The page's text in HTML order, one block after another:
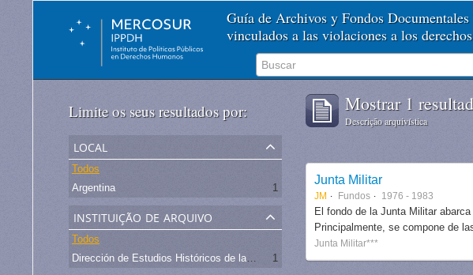
Guía de Archivos y Fondos
vinculados a las violaciones a los
Limite os seus resultados por:
local
Todos
Argentina
1
instituição de arquivo
Todos
Dirección de Estudios Históricos de la Fuerza Aérea
1
Mostrar 1
Descrição arquivística
Junta Militar
JM Fundos 1976 - 1983
El fondo de la Junta Militar
Principalmente, se compone de
Junta Militar***